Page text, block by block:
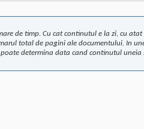
de timp. Cu cat continutul e la zi, cu atat
total de pagini ale documentului. In
determina data cand continutul